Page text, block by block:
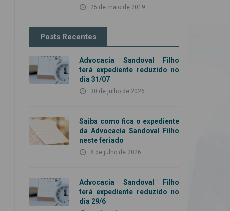
access_time 25 de maio de 2019
Posts Recentes
Advocacia Sandoval Filho
terá expediente reduzido no
dia 31/07
access_time 30 de julho de 2026
Saiba como fica o expediente
da Advocacia Sandoval Filho
neste feriado
access_time 8 de julho de 2026
Advocacia Sandoval Filho
terá expediente reduzido no
dia 29/6